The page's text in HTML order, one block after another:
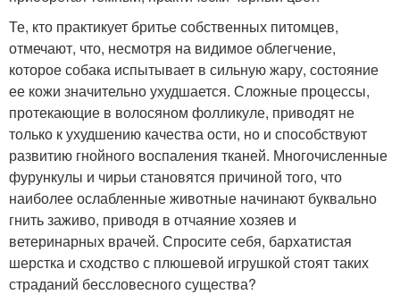
Те, кто практикует бритье собственных питомцев,
отмечают, что, несмотря на видимое облегчение,
которое собака испытывает в сильную жару, состояние
ее кожи значительно ухудшается. Сложные процессы,
протекающие в волосяном фолликуле, приводят не
только к ухудшению качества ости, но и способствуют
развитию гнойного воспаления тканей. Многочисленные
фурункулы и чирьи становятся причиной того, что
наиболее ослабленные животные начинают буквально
гнить заживо, приводя в отчаяние хозяев и
ветеринарных врачей. Спросите себя, бархатистая
шерстка и сходство с плюшевой игрушкой стоят таких
страданий бессловесного существа?